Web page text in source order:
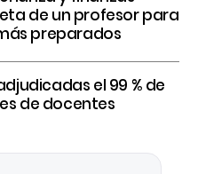
de un profesor para
preparados
el 99 % de
de docentes